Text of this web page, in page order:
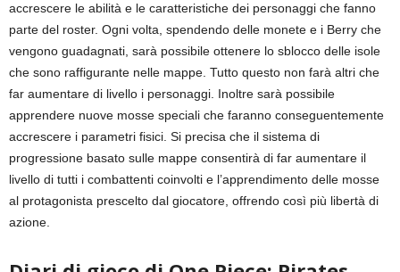
accrescere le abilità e le caratteristiche dei personaggi che fanno
parte del roster. Ogni volta, spendendo delle monete e i Berry che
vengono guadagnati, sarà possibile ottenere lo sblocco delle isole
che sono raffigurante nelle mappe. Tutto questo non farà altri che
far aumentare di livello i personaggi. Inoltre sarà possibile
apprendere nuove mosse speciali che faranno conseguentemente
accrescere i parametri fisici. Si precisa che il sistema di
progressione basato sulle mappe consentirà di far aumentare il
livello di tutti i combattenti coinvolti e l’apprendimento delle mosse
al protagonista prescelto dal giocatore, offrendo così più libertà di
azione.